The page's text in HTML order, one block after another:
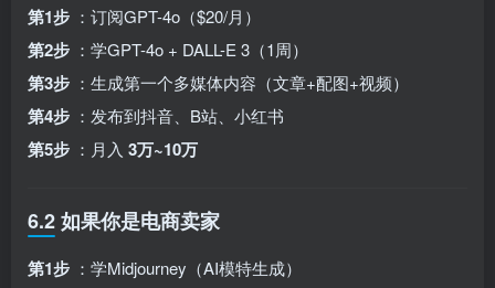
第1步 ：订阅GPT-4o（$20/月）
第2步 ：学GPT-4o + DALL-E 3（1周）
第3步 ：生成第一个多媒体内容（文章+配图+视频）
第4步 ：发布到抖音、B站、小红书
第5步 ：月入 3万~10万
6.2 如果你是电商卖家
第1步 ：学Midjourney（AI模特生成）